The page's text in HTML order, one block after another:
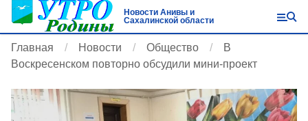
Новости Анивы и
Сахалинской области
Главная Новости Общество
В
Воскресенском повторно обсудили мини-проект